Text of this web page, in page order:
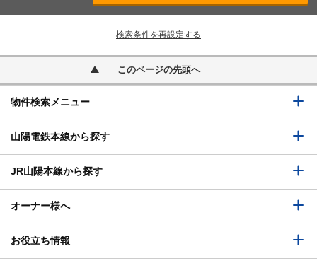
検索条件を再設定する
このページの先頭へ
物件検索メニュー
山陽電鉄本線から探す
JR山陽本線から探す
オーナー様へ
お役立ち情報